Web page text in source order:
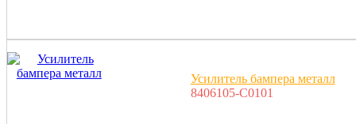
Усилитель бампера металл
8406105-C0101